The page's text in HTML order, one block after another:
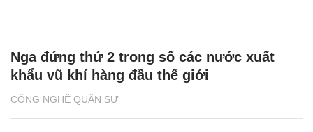
CÔNG NGHỆ QUÂN SỰ
Nga đứng thứ 2 trong số các nước xuất
khẩu vũ khí hàng đầu thế giới